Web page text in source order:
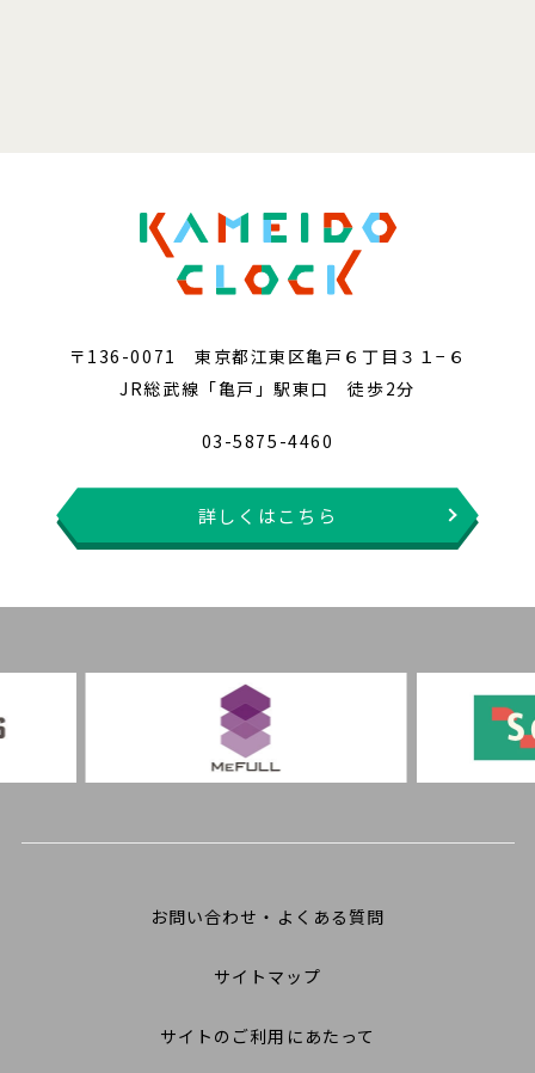
〒136-0071 東京都江東区亀戸６丁目３１−６
JR総武線「亀戸」駅東口 徒歩2分
03-5875-4460
詳しくはこちら
お問い合わせ・よくある質問
サイトマップ
サイトのご利用にあたって